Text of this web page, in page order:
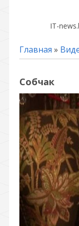
IT-
Главная »
Собчак